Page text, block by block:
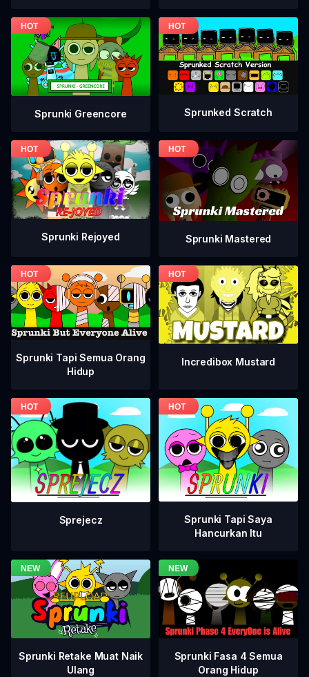
Sprunki Greencore Sprunked Scratch
Sprunki Rejoyed Sprunki Mastered
Sprunki Tapi Semua Orang
Hidup
Incredibox Mustard
Sprejecz
Sprunki Tapi Saya
Hancurkan Itu
Sprunki Retake Muat Naik
Ulang
Sprunki Fasa 4 Semua
Orang Hidup